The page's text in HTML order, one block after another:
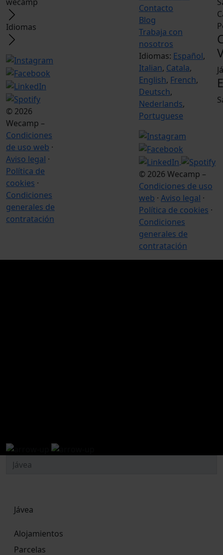
Idiomas
© 2026
Wecamp –
Condiciones
de uso web ·
Aviso legal ·
Política de
cookies ·
Condiciones
generales de
contratación
Contacto
Blog
Trabaja con
nosotros
Idiomas: Español,
Italian, Catala,
English, French,
Deutsch,
Nederlands,
Portuguese
© 2026 Wecamp –
Condiciones de uso
web · Aviso legal ·
Política de cookies ·
Condiciones
generales de
contratación
Jávea
Alojamientos
Parcelas